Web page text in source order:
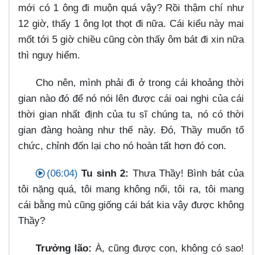
mới có 1 ông đi muộn quá vậy? Rồi thậm chí như
12 giờ, thấy 1 ông lọt thọt đi nữa. Cái kiểu này mai
mốt tới 5 giờ chiều cũng còn thấy ôm bát đi xin nữa
thì nguy hiểm.
Cho nên, mình phải đi ở trong cái khoảng thời
gian nào đó để nó nói lên được cái oai nghi của cái
thời gian nhất định của tu sĩ chúng ta, nó có thời
gian đàng hoàng như thế này. Đó, Thầy muốn tổ
chức, chỉnh đốn lại cho nó hoàn tất hơn đó con.
(06:04) Tu sinh 2: Thưa Thầy! Bình bát của
tôi nặng quá, tôi mang không nổi, tôi ra, tôi mang
cái bằng mủ cũng giống cái bát kia vậy được không
Thầy?
Trưởng lão: À, cũng được con, không có sao!